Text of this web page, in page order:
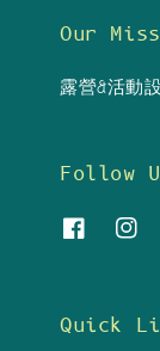
Our
露營&活動
Follow
Quick